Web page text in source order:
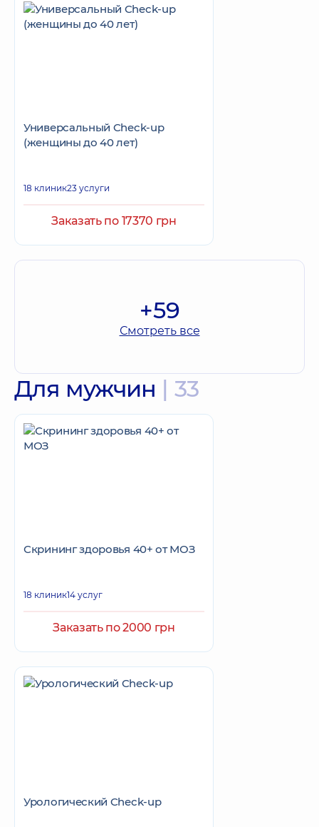
Универсальный Check-up
(женщины до 40 лет)
18 клиник23 услуги
Заказать по 17370 грн
+59
Смотреть все
Для мужчин | 33
Скрининг здоровья 40+ от МОЗ
18 клиник14 услуг
Заказать по 2000 грн
Урологический Check-up